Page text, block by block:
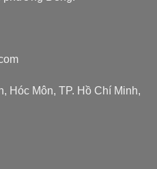
Hóc Môn, TP. Hồ Chí Minh,